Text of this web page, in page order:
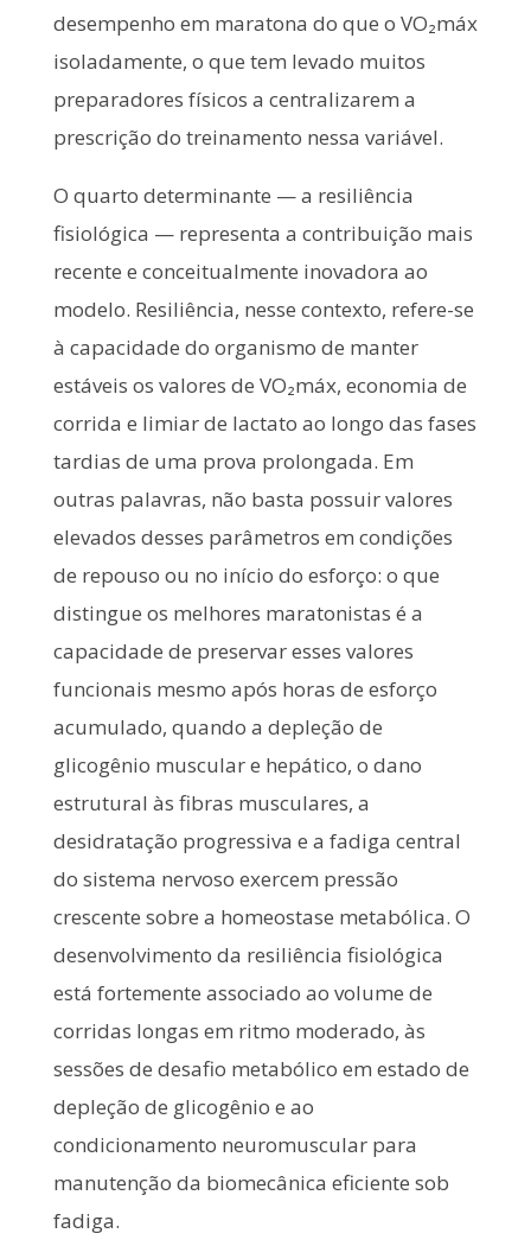
desempenho em maratona do que o VO₂máx
isoladamente, o que tem levado muitos
preparadores físicos a centralizarem a
prescrição do treinamento nessa variável.
O quarto determinante — a resiliência
fisiológica — representa a contribuição mais
recente e conceitualmente inovadora ao
modelo. Resiliência, nesse contexto, refere-se
à capacidade do organismo de manter
estáveis os valores de VO₂máx, economia de
corrida e limiar de lactato ao longo das fases
tardias de uma prova prolongada. Em
outras palavras, não basta possuir valores
elevados desses parâmetros em condições
de repouso ou no início do esforço: o que
distingue os melhores maratonistas é a
capacidade de preservar esses valores
funcionais mesmo após horas de esforço
acumulado, quando a depleção de
glicogênio muscular e hepático, o dano
estrutural às fibras musculares, a
desidratação progressiva e a fadiga central
do sistema nervoso exercem pressão
crescente sobre a homeostase metabólica. O
desenvolvimento da resiliência fisiológica
está fortemente associado ao volume de
corridas longas em ritmo moderado, às
sessões de desafio metabólico em estado de
depleção de glicogênio e ao
condicionamento neuromuscular para
manutenção da biomecânica eficiente sob
fadiga.